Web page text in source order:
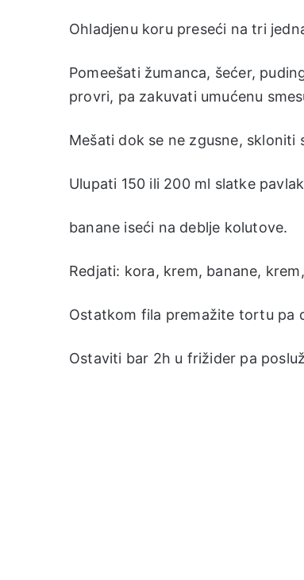
Ohladjenu koru preseći na tri
Pomeešati žumanca, šećer,
provri, pa zakuvati umućenu
Mešati dok se ne zgusne, skloniti
Ulupati 150 ili 200 ml slatke
banane iseći na deblje kolutove.
Redjati: kora, krem, banane,
Ostatkom fila premažite tortu pa
Ostaviti bar 2h u frižider pa